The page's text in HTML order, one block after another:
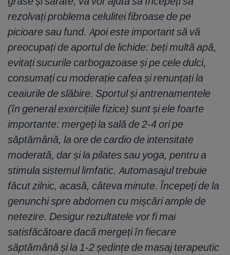
rezolvați problema celulitei fibroase de pe
picioare sau fund. Apoi este important să vă
preocupați de aportul de lichide: beți multă apă,
evitați sucurile carbogazoase și pe cele dulci,
consumați cu moderație cafea și renunțați la
ceaiurile de slăbire. Sportul și antrenamentele
(în general exercițiile fizice) sunt și ele foarte
importante: mergeți la sală de 2-4 ori pe
săptămână, la ore de cardio de intensitate
moderată, dar și la pilates sau yoga, pentru a
stimula sistemul limfatic. Automasajul trebuie
făcut zilnic, acasă, câteva minute. Începeți de la
genunchi spre abdomen cu mișcări ample de
netezire. Desigur rezultatele vor fi mai
satisfăcătoare dacă mergeți în fiecare
săptămână și la 1-2 ședințe de masaj terapeutic